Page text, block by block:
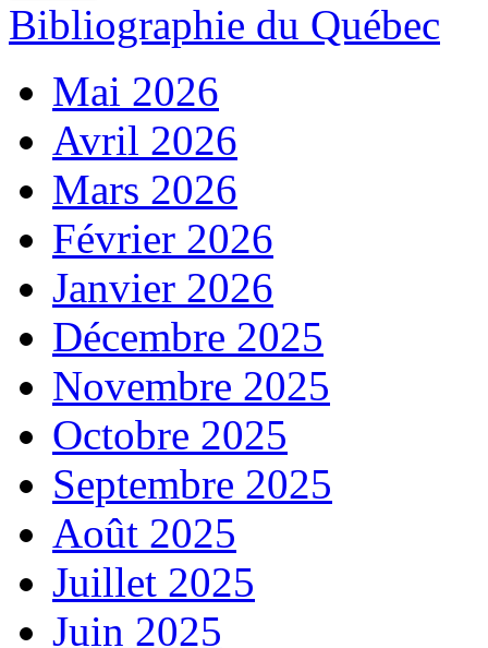
Bibliographie du Québec
Mai 2026
Avril 2026
Mars 2026
Février 2026
Janvier 2026
Décembre 2025
Novembre 2025
Octobre 2025
Septembre 2025
Août 2025
Juillet 2025
Juin 2025